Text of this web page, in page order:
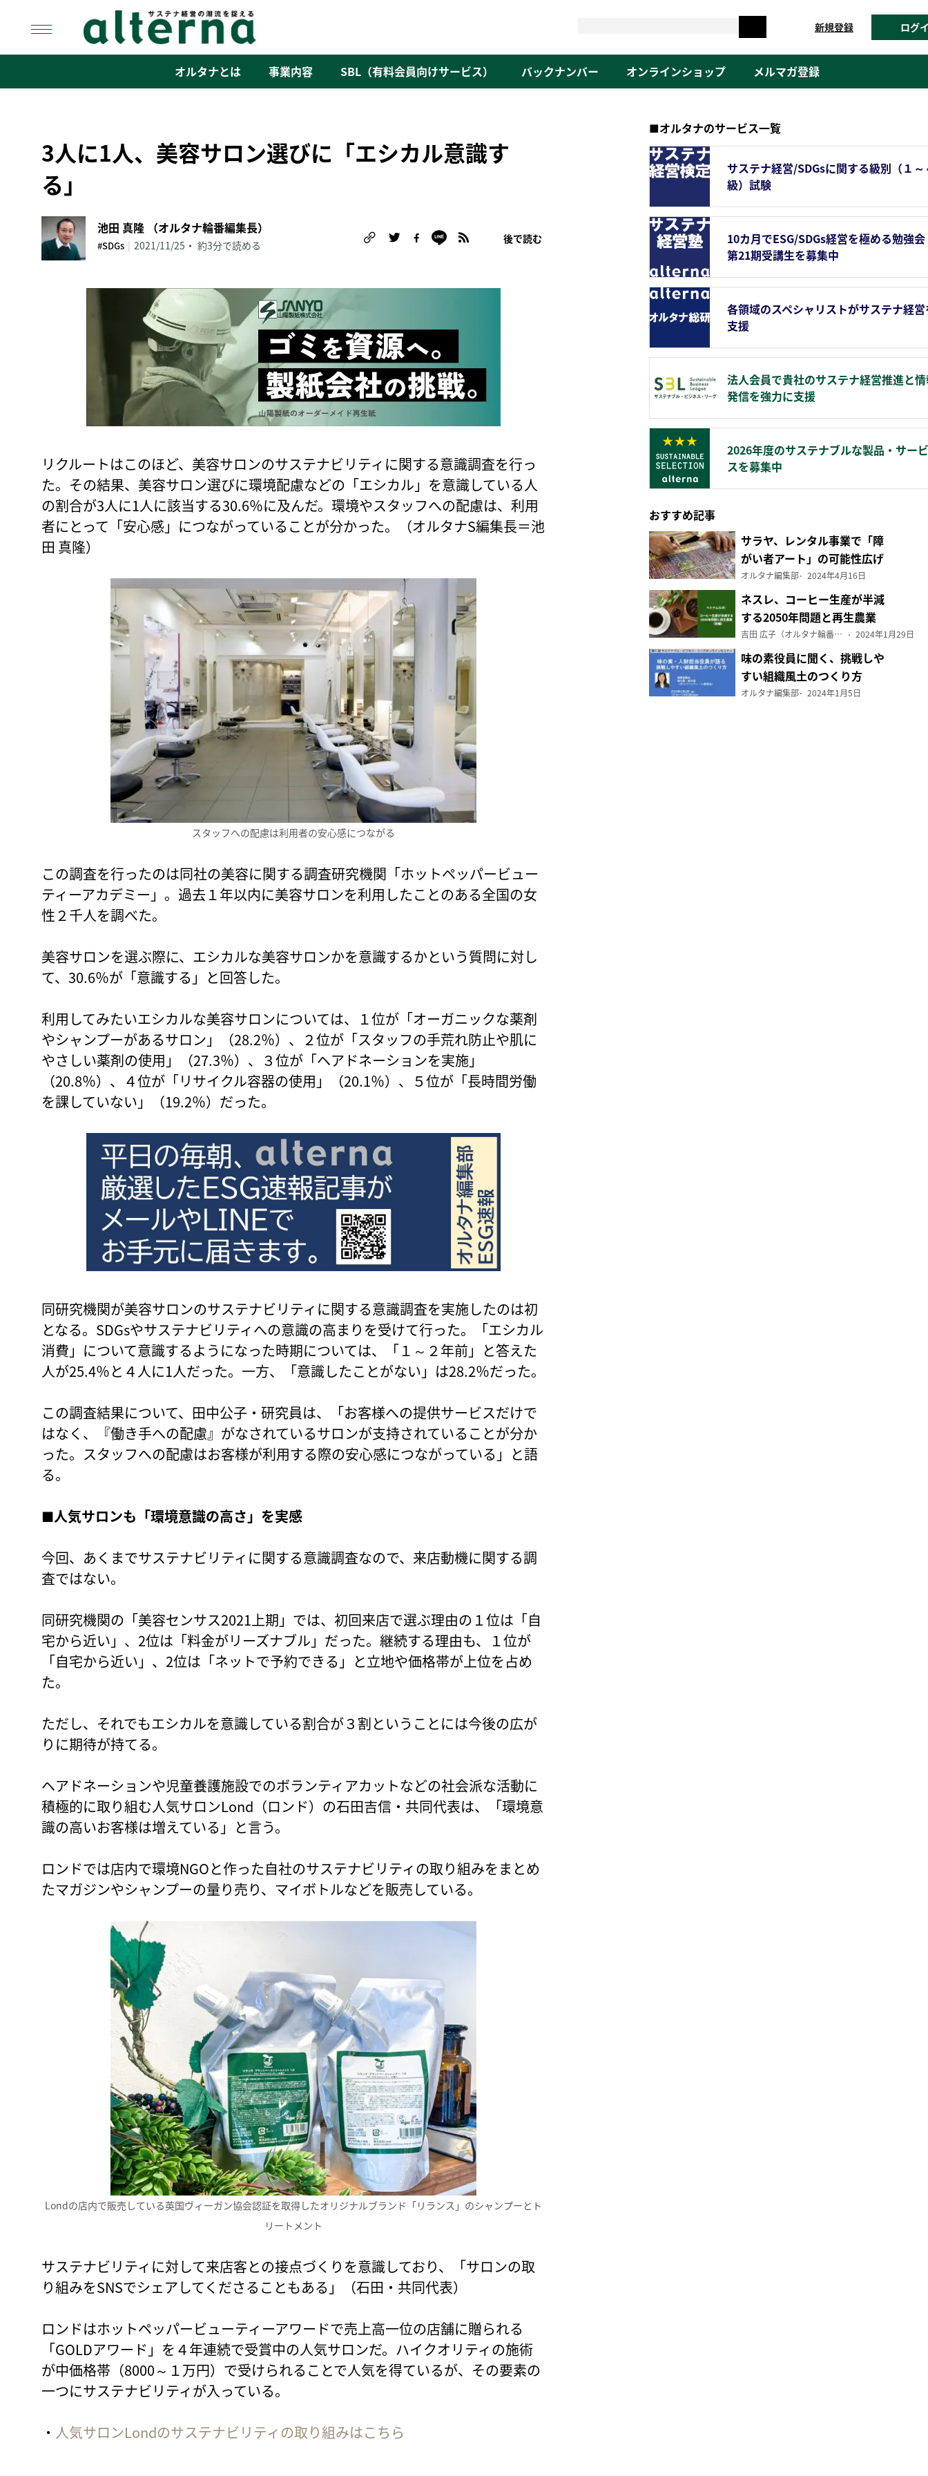
content
新規登録 ログ
オルタナとは 事業内容 SBL（有料会員向けサービス） バックナンバー オンラインショップ メルマガ登録
3人に1人、美容サロン選びに「エシカル意識す
る」
池田 真隆 （オルタナ輪番編集長）
#SDGs | 2021/11/25 約3分で読める
後で読む
リクルートはこのほど、美容サロンのサステナビリティに関する意識調査を行っ
た。その結果、美容サロン選びに環境配慮などの「エシカル」を意識している人
の割合が3人に1人に該当する30.6％に及んだ。環境やスタッフへの配慮は、利用
者にとって「安心感」につながっていることが分かった。（オルタナS編集長＝池
田 真隆）
スタッフへの配慮は利用者の安心感につながる
この調査を行ったのは同社の美容に関する調査研究機関「ホットペッパービュー
ティーアカデミー」。過去１年以内に美容サロンを利用したことのある全国の女
性２千人を調べた。
美容サロンを選ぶ際に、エシカルな美容サロンかを意識するかという質問に対し
て、30.6％が「意識する」と回答した。
利用してみたいエシカルな美容サロンについては、１位が「オーガニックな薬剤
やシャンプーがあるサロン」（28.2％）、２位が「スタッフの手荒れ防止や肌に
やさしい薬剤の使用」（27.3％）、３位が「ヘアドネーションを実施」
（20.8％）、４位が「リサイクル容器の使用」（20.1％）、５位が「長時間労働
を課していない」（19.2％）だった。
同研究機関が美容サロンのサステナビリティに関する意識調査を実施したのは初
となる。SDGsやサステナビリティへの意識の高まりを受けて行った。「エシカル
消費」について意識するようになった時期については、「１～２年前」と答えた
人が25.4％と４人に1人だった。一方、「意識したことがない」は28.2％だった。
この調査結果について、田中公子・研究員は、「お客様への提供サービスだけで
はなく、『働き手への配慮』がなされているサロンが支持されていることが分か
った。スタッフへの配慮はお客様が利用する際の安心感につながっている」と語
る。
■人気サロンも「環境意識の高さ」を実感
今回、あくまでサステナビリティに関する意識調査なので、来店動機に関する調
査ではない。
同研究機関の「美容センサス2021上期」では、初回来店で選ぶ理由の１位は「自
宅から近い」、2位は「料金がリーズナブル」だった。継続する理由も、１位が
「自宅から近い」、2位は「ネットで予約できる」と立地や価格帯が上位を占め
た。
ただし、それでもエシカルを意識している割合が３割ということには今後の広が
りに期待が持てる。
ヘアドネーションや児童養護施設でのボランティアカットなどの社会派な活動に
積極的に取り組む人気サロンLond（ロンド）の石田吉信・共同代表は、「環境意
識の高いお客様は増えている」と言う。
ロンドでは店内で環境NGOと作った自社のサステナビリティの取り組みをまとめ
たマガジンやシャンプーの量り売り、マイボトルなどを販売している。
Londの店内で販売している英国ヴィーガン協会認証を取得したオリジナルブランド「リランス」のシャンプーとト
リートメント
サステナビリティに対して来店客との接点づくりを意識しており、「サロンの取
り組みをSNSでシェアしてくださることもある」（石田・共同代表）
ロンドはホットペッパービューティーアワードで売上高一位の店舗に贈られる
「GOLDアワード」を４年連続で受賞中の人気サロンだ。ハイクオリティの施術
が中価格帯（8000～１万円）で受けられることで人気を得ているが、その要素の
一つにサステナビリティが入っている。
・ 人気サロンLondのサステナビリティの取り組みはこちら
■オルタナのサービス一覧
サステナ経営/SDGsに関する級別（１～
級）試験
10カ月でESG/SDGs経営を極める勉強
第21期受講生を募集中
各領域のスペシャリストがサステナ経
支援
法人会員で貴社のサステナ経営推進と
発信を強力に支援
2026年度のサステナブルな製品・サービ
スを募集中
おすすめ記事
サラヤ、レンタル事業で「障
がい者アート」の可能性広げ
る
オルタナ編集部 2024年4月16日
ネスレ、コーヒー生産が半減
する2050年問題と再生農業
（前編）
吉田 広子（オルタナ輪番編集長） 2024年1月29日
味の素役員に聞く、挑戦しや
すい組織風土のつくり方
オルタナ編集部 2024年1月5日